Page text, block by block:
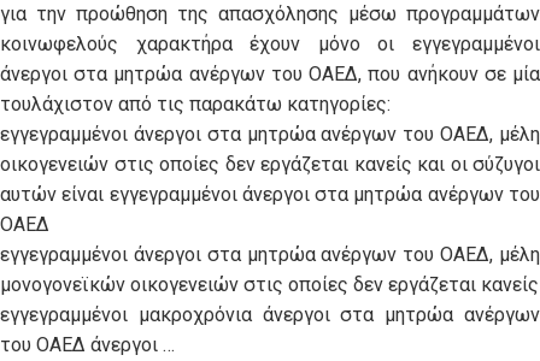
για την προώθηση της απασχόλησης μέσω προγραμμάτων
κοινωφελούς χαρακτήρα έχουν μόνο οι εγγεγραμμένοι
άνεργοι στα μητρώα ανέργων του ΟΑΕΔ, που ανήκουν σε μία
τουλάχιστον από τις παρακάτω κατηγορίες:
εγγεγραμμένοι άνεργοι στα μητρώα ανέργων του ΟΑΕΔ, μέλη
οικογενειών στις οποίες δεν εργάζεται κανείς και οι σύζυγοι
αυτών είναι εγγεγραμμένοι άνεργοι στα μητρώα ανέργων του
ΟΑΕΔ
εγγεγραμμένοι άνεργοι στα μητρώα ανέργων του ΟΑΕΔ, μέλη
μονογονεϊκών οικογενειών στις οποίες δεν εργάζεται κανείς
εγγεγραμμένοι μακροχρόνια άνεργοι στα μητρώα ανέργων
του ΟΑΕΔ άνεργοι …